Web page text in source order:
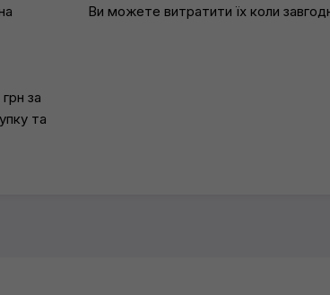
Ви можете витратити їх коли
за
та